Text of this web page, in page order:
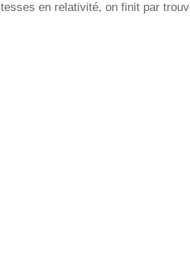
en relativité, on finit par